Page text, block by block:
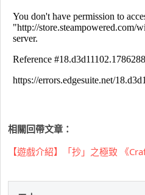
相關回帶文章：
【遊戲介紹】「抄」之極致 《